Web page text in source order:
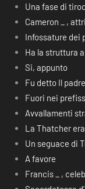
Una fase di
Cameron _ ,
Infossature dei
Ha la struttura
Si, appunto
Fu detto Il
Fuori nei
Avvallamenti
La Thatcher
Un seguace di
A favore
Francis _ ,